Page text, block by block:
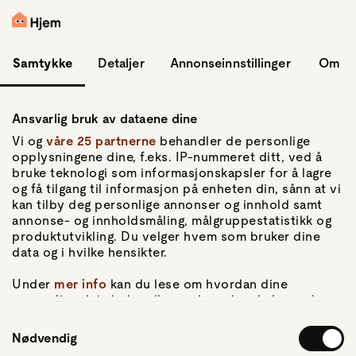
Samtykke Detaljer Annonseinnstillinger Om
Ansvarlig bruk av dataene dine
Vi og våre 25 partnerne behandler de personlige
opplysningene dine, f.eks. IP-nummeret ditt, ved å
bruke teknologi som informasjonskapsler for å lagre
og få tilgang til informasjon på enheten din, sånn at vi
kan tilby deg personlige annonser og innhold samt
annonse- og innholdsmåling, målgruppestatistikk og
produktutvikling. Du velger hvem som bruker dine
data og i hvilke hensikter.
Under mer info kan du lese om hvordan dine
personlige data behandles og hvordan du kan velge
trekke tilbake ditt samtykke fra erklæringen om
informasjonskapsler.
Nødvendig
Gå til forsiden
Om Hjem
Om oss
Kundeservice
Artikler
Personvern